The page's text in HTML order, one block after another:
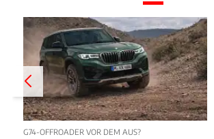
G74-OFFROADER VOR DEM AUS?